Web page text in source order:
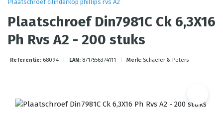
Plaatschroef cilinderkop phillips rvs A2
Plaatschroef Din7981C Ck 6,3X16
Ph Rvs A2 - 200 stuks
Referentie: 68094 EAN: 8717556374111 Merk: Schaefer & Peters